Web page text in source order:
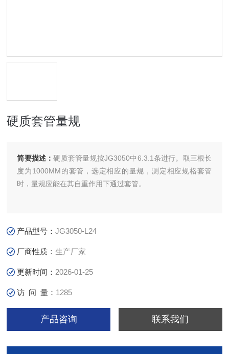
硬质套管量规
简要描述：硬质套管量规按JG3050中6.3.1条进行。取三根长
度为1000MM的套管，选定相应的量规，测定相应规格套管
时，量规应能在其自重作用下通过套管。
产品型号：JG3050-L24
厂商性质：生产厂家
更新时间： 2026-01-25
访 问 量： 1285
产品咨询 联系我们